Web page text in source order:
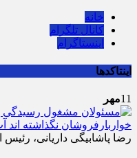
خانه
کانال تلگرام
اینستاگرام
اینتاکدها
11مهر
رضا پاشابیگی داریانی،